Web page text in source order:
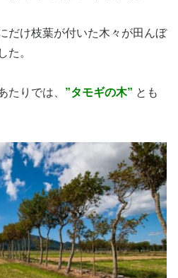
だけ枝葉が付いた木々が田んぼ
た。
たりでは、 ”タモギの木” とも